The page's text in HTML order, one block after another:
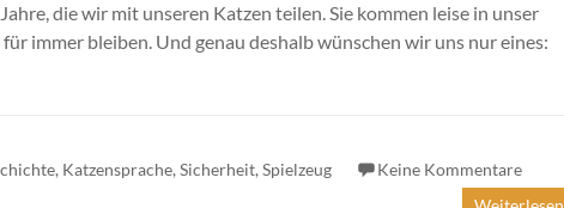
die wir mit unseren Katzen teilen. Sie kommen leise in unser
immer bleiben. Und genau deshalb wünschen wir uns nur eines:
, Katzensprache, Sicherheit, Spielzeug
Keine Kommentare